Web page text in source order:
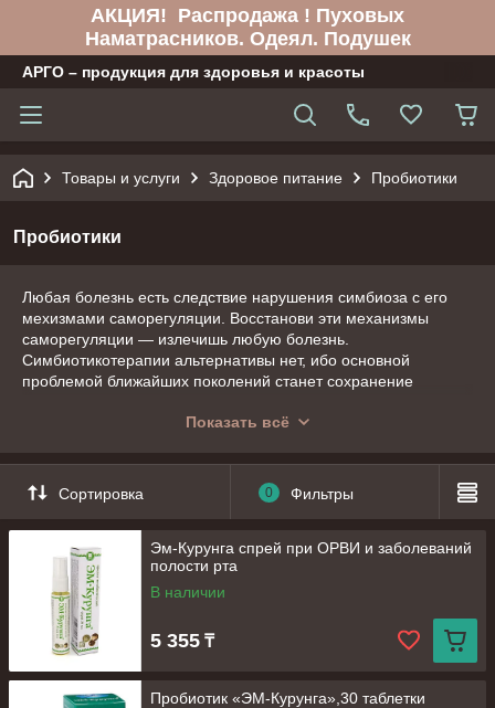
АКЦИЯ! Распродажа ! Пуховых
Наматрасников. Одеял. Подушек
АРГО – продукция для здоровья и красоты
Товары и услуги Здоровое питание Пробиотики
Пробиотики
Любая болезнь есть следствие нарушения симбиоза с его
мехизмами саморегуляции. Восстанови эти механизмы
саморегуляции — излечишь любую болезнь.
Симбиотикотерапии альтернативы нет, ибо основной
проблемой ближайших поколений станет сохранение
формировавшегося тысячелетиями.
Показать всё
Сортировка 0 Фильтры
Эм-Курунга спрей при ОРВИ и заболеваний
полости рта
В наличии
5 355 ₸
Пробиотик «ЭМ-Курунга»,30 таблетки